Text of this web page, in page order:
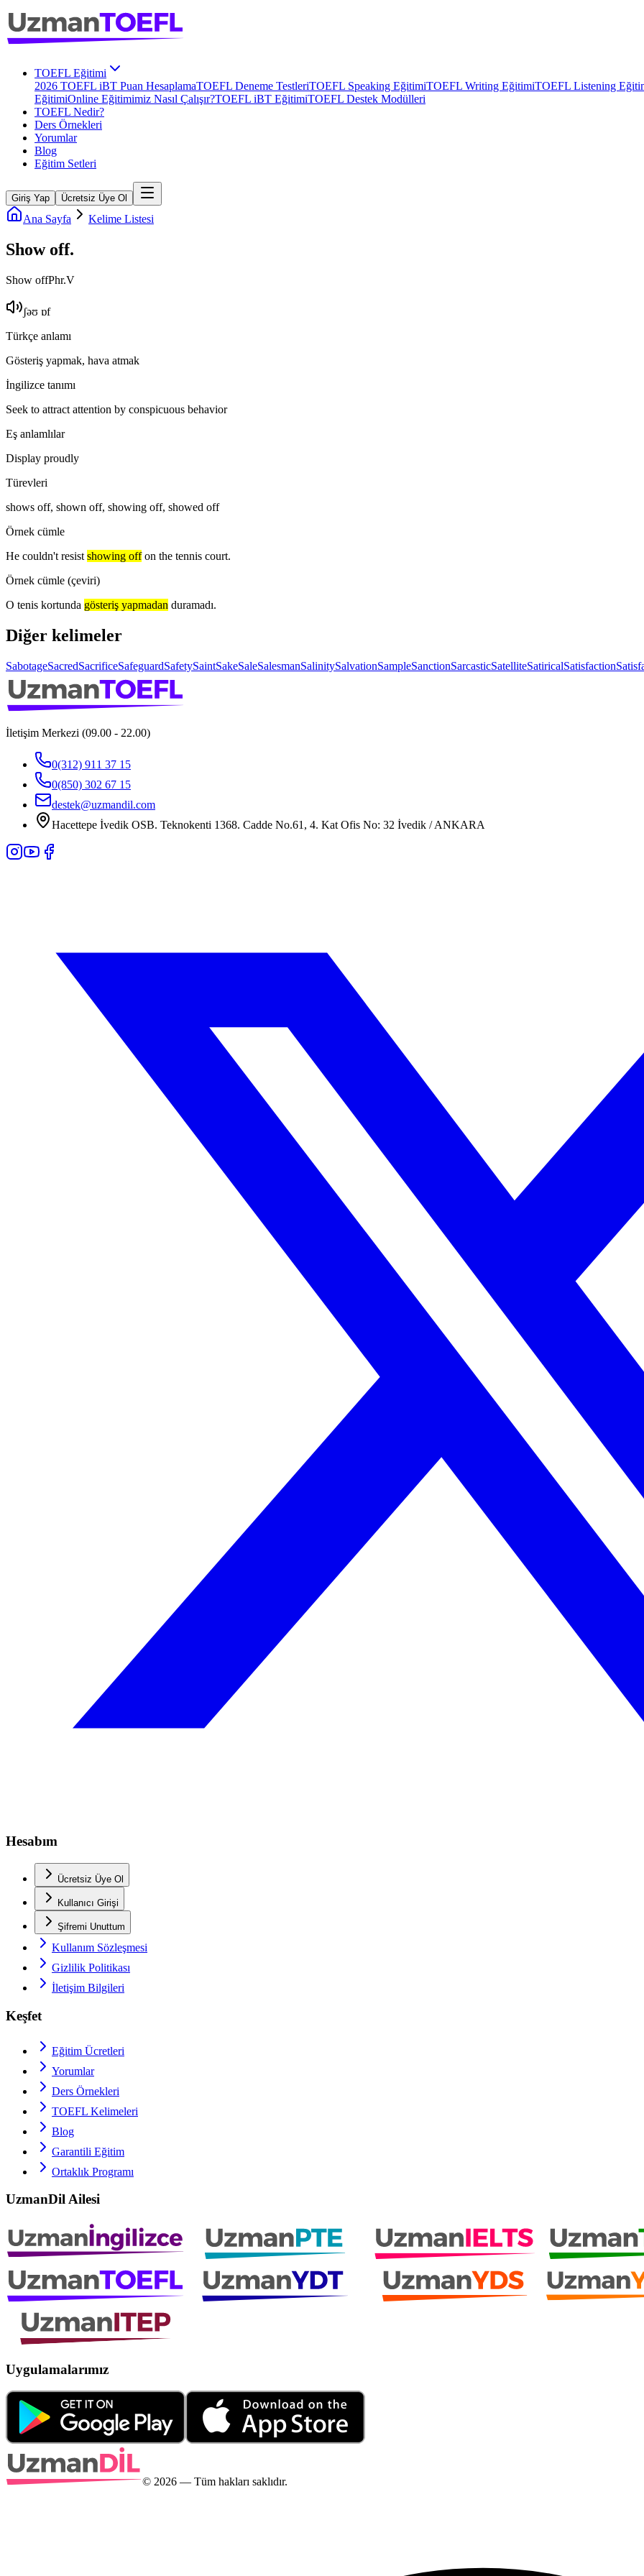
TOEFL Eğitimi
2026 TOEFL iBT Puan HesaplamaTOEFL Deneme TestleriTOEFL Speaking EğitimiTOEFL Writing EğitimiTOEFL Listening
EğitimiOnline Eğitimimiz Nasıl Çalışır?TOEFL iBT EğitimiTOEFL Destek Modülleri
TOEFL Nedir?
Ders Örnekleri
Yorumlar
Blog
Eğitim Setleri
Giriş Yap Ücretsiz Üye Ol
Ana Sayfa Kelime Listesi
Show off.
Show offPhr.V
ʃəʊ ɒf
Türkçe anlamı
Gösteriş yapmak, hava atmak
İngilizce tanımı
Seek to attract attention by conspicuous behavior
Eş anlamlılar
Display proudly
Türevleri
shows off, shown off, showing off, showed off
Örnek cümle
He couldn't resist showing off on the tennis court.
Örnek cümle (çeviri)
O tenis kortunda gösteriş yapmadan duramadı.
Diğer kelimeler
SabotageSacredSacrificeSafeguardSafetySaintSakeSaleSalesmanSalinitySalvationSampleSanctionSarcasticSatelliteSatiricalSatisfaction
İletişim Merkezi (09.00 - 22.00)
0(312) 911 37 15
0(850) 302 67 15
destek@uzmandil.com
Hacettepe İvedik OSB. Teknokenti 1368. Cadde No.61, 4. Kat Ofis No: 32 İvedik / ANKARA
Hesabım
Ücretsiz Üye Ol
Kullanıcı Girişi
Şifremi Unuttum
Kullanım Sözleşmesi
Gizlilik Politikası
İletişim Bilgileri
Keşfet
Eğitim Ücretleri
Yorumlar
Ders Örnekleri
TOEFL Kelimeleri
Blog
Garantili Eğitim
Ortaklık Programı
UzmanDil Ailesi
Uygulamalarımız
© 2026 — Tüm hakları saklıdır.